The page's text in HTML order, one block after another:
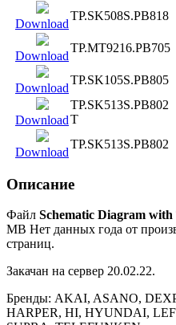
Download
TP.SK508S.PB818
Download
TP.MT9216.PB705
Download
TP.SK105S.PB805
Download
TP.SK513S.PB802
T
Download
TP.SK513S.PB802
Описание
Файл Schematic Diagram
MB Нет данных года от
страниц.
Закачан на сервер 20.02.22.
Бренды: AKAI, ASANO,
HARPER, HI, HYUNDAI,